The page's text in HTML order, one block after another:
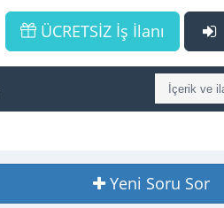
ÜCRETSİZ İş İlanı
Yeni Soru Sor